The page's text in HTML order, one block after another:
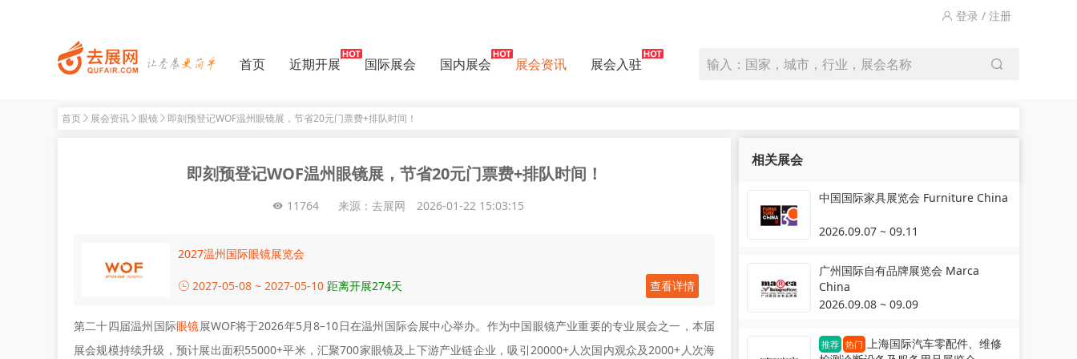
登录 / 注册
首页 近期开展 国际展会 国内展会 展会资讯 展会入驻 输入：国家，城市，行业，展会名称
首页 展会资讯 眼镜 即刻预登记WOF温州眼镜展，节省20元门票费+排队时间！
即刻预登记WOF温州眼镜展，节省20元门票费+排队时间！
11764 来源：去展网 2026-01-22 15:03:15
2027温州国际眼镜展览会
2027-05-08 ~ 2027-05-10 距离开展274天 查看详情
第二十四届温州国际眼镜展WOF将于2026年5月8–10日在温州国际会展中心举办。作为中国眼镜产业重要的专业展会之一，本届
展会规模持续升级，预计展出面积55000+平米，汇聚700家眼镜及上下游产业链企业，吸引20000+人次国内观众及2000+人次海
相关展会
中国国际家具展览会 Furniture China
2026.09.07 ~ 09.11
广州国际自有品牌展览会 Marca
China
2026.09.08 ~ 09.09
推荐 热门 上海国际汽车零配件、维修